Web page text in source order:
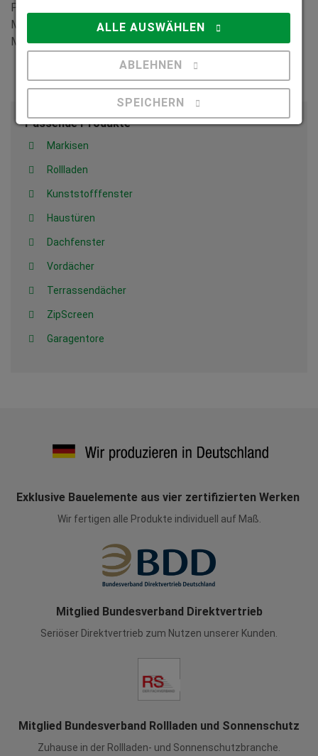
Produktentwicklung, Beratung und Vertrieb, Produktion,
Montage und Kundendienst um Nutzen von mehr als 1,4
Millionen Kunden.
Passende Produkte
Markisen
Rollladen
Kunststofffenster
Haustüren
Dachfenster
Vordächer
Terrassendächer
ZipScreen
Garagentore
Exklusive Bauelemente aus vier zertifizierten Werken
Wir fertigen alle Produkte individuell auf Maß.
Mitglied Bundesverband Direktvertrieb
Seriöser Direktvertrieb zum Nutzen unserer Kunden.
Mitglied Bundesverband Rollladen und Sonnenschutz
Zuhause in der Rollladen- und Sonnenschutzbranche.
ALLE AUSWÄHLEN
ABLEHNEN
SPEICHERN